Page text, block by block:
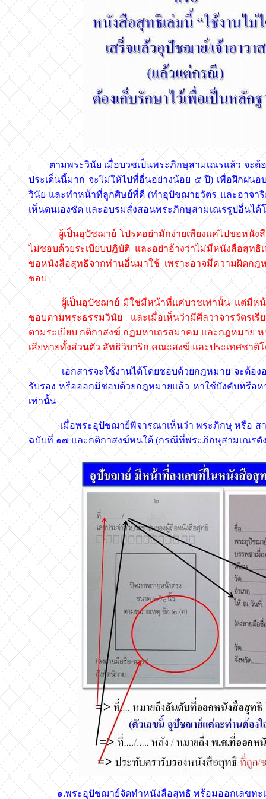
ตามพระวินัย เมื่อบวชเป็นพระภิกษุสามเณรแล้ว จะต้
ประเด็นนี้มาก จะไม่ให้ไปที่อื่นอย่างน้อย ๕ ปี) เพื่อฝึกฝน
วินัย และทำหน้าที่ลูกศิษย์ที่ดี (ทำอุปัชฌายวัตร และอาจาริ
เห็นตนเองชัด และอบรมสั่งสอนพระภิกษุสามเณรรูปอื่นได้
ผู้เป็นอุปัชฌาย์ โปรดอย่ามักง่ายเพียงแค่ไปขอหนัง
ไม่ชอบด้วยระเบียบปฏิบัติ และอย่าอ้างว่าไม่มีหนังสือสุท
ขอหนังสือสุทธิจากท่านอื่นมาใช้ เพราะอาจมีความผิดก
ชอบ
ผู้เป็นอุปัชฌาย์ มิใช่มีหน้าที่แค่บวชเท่านั้น แต่มีหน้าที่
ชอบตามพระธรรมวินัย และเมื่อเห็นว่ามีศีลวาจารวัตร
ตามระเบียบ กติกาสงฆ์ กฏมหาเถรสมาคม และกฎหมาย
เสียหายทั้งส่วนตัว สัทธิวิบาริก คณะสงฆ์ และประเทศชาติ
เอกสารจะใช้งานได้โดยชอบด้วยกฎหมาย จะต้องออ
รับรอง หรือออกมิชอบด้วยกฎหมายแล้ว หาใช้บังคับหรือ
เท่านั้น
เมื่อพระอุปัชฌาย์พิจารณาเห็นว่า พระภิกษุ หรือ สาม
ฉบับที่ ๑๗ และกติกาสงฆ์หนใต้ (กรณีที่พระภิกษุสามเณรดั
๑.พระอุปัชฌาย์จัดทำหนังสือสุทธิ พร้อมออกเลขทะเบี